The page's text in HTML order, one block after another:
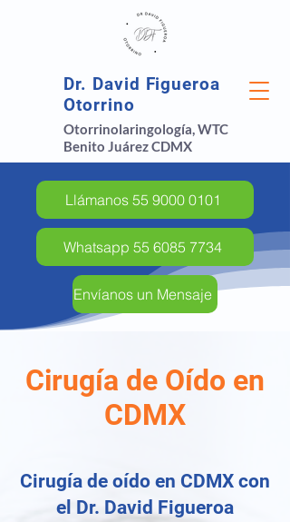
Dr. David Figueroa
Otorrino
Otorrinolaringología, WTC
Benito Juárez CDMX
Llámanos 55 9000 0101
Whatsapp 55 6085 7734
Envíanos un Mensaje
Cirugía de Oído en
CDMX
Cirugía de oído en CDMX con
el Dr. David Figueroa